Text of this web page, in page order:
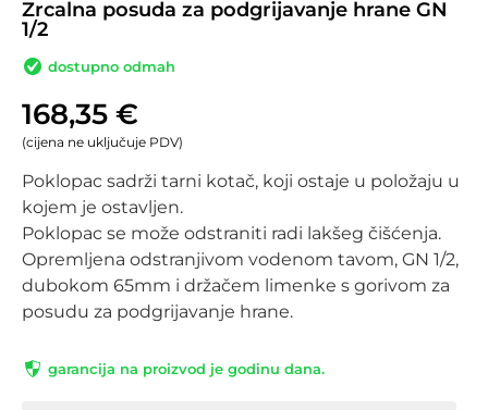
Zrcalna posuda za podgrijavanje hrane GN
1/2
dostupno odmah
168,35 €
(cijena ne uključuje PDV)
Poklopac sadrži tarni kotač, koji ostaje u položaju u
kojem je ostavljen.
Poklopac se može odstraniti radi lakšeg čišćenja.
Opremljena odstranjivom vodenom tavom, GN 1/2,
dubokom 65mm i držačem limenke s gorivom za
posudu za podgrijavanje hrane.
garancija na proizvod je godinu dana.